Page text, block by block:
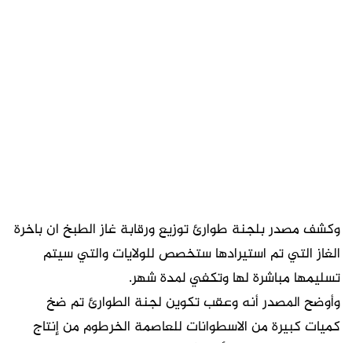
وكشف مصدر بلجنة طوارئ توزيع ورقابة غاز الطبخ ان باخرة
الغاز التي تم استيرادها ستخصص للولايات والتي سيتم
تسليمها مباشرة لها وتكفي لمدة شهر.
وأوضح المصدر أنه وعقب تكوين لجنة الطوارئ تم ضخ
كميات كبيرة من الاسطوانات للعاصمة الخرطوم من إنتاج